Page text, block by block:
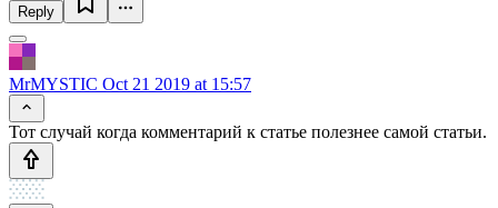
Reply
MrMYSTIC Oct 21 2019 at 15:57
Тот случай когда комментарий к статье полезнее самой статьи.